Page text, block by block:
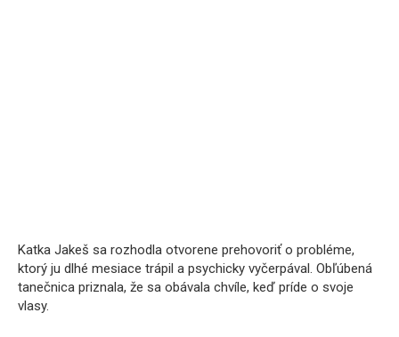
Katka Jakeš sa rozhodla otvorene prehovoriť o probléme,
ktorý ju dlhé mesiace trápil a psychicky vyčerpával. Obľúbená
tanečnica priznala, že sa obávala chvíle, keď príde o svoje
vlasy.